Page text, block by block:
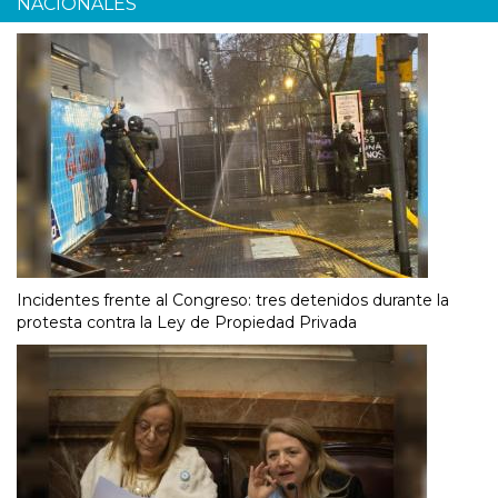
NACIONALES
Incidentes frente al Congreso: tres detenidos durante la
protesta contra la Ley de Propiedad Privada